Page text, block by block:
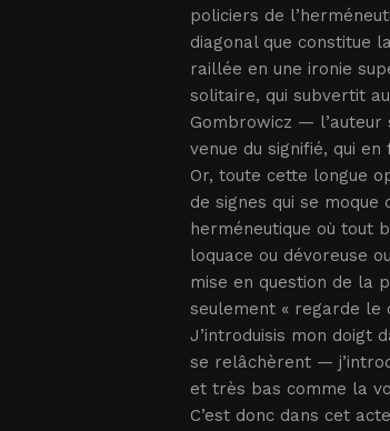
policiers de
diagonal que constitue
raillée en une ironie
solitaire, qui subvertit
Gombrowicz — l’auteur
venue du signifié, qui
Or, toute cette longue
de signes qui se
herméneutique où tout
loquace ou dévoreuse
mise en question de la
seulement « regarde le
J’introduisis mon doigt
se relâchèrent —
et très bas comme la
C’est donc dans cet